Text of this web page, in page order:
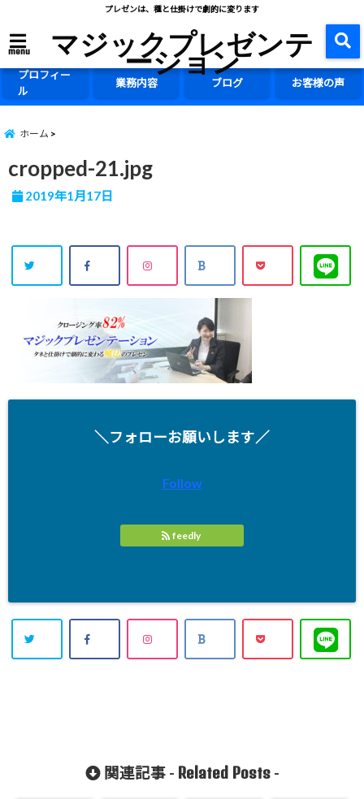
プレゼンは、種と仕掛けで劇的に変ります
menu マジックプレゼンテ
ーション
プロフィー
ル
業務内容 ブログ お客様の声
ホーム
cropped-21.jpg
2019年1月17日
＼フォローお願いします／
Follow
feedly
関連記事 - Related Posts-